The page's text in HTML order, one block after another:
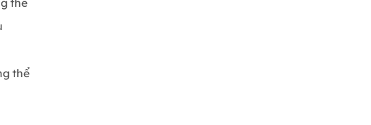
thể